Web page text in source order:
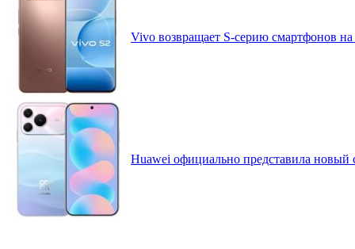
Vivo возвращает S-серию смартфонов
Huawei официально представила